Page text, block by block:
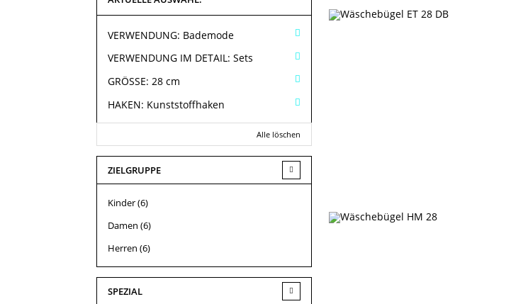
VERWENDUNG: Bademode
VERWENDUNG IM DETAIL: Sets
GRÖSSE: 28 cm
HAKEN: Kunststoffhaken
Alle löschen
ZIELGRUPPE
Kinder(6)
Damen (6)
Herren (6)
SPEZIAL